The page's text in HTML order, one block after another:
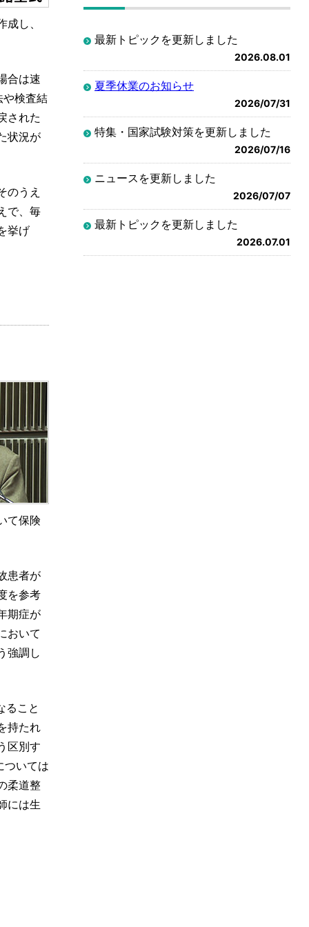
し、
合は速
や検査結
された
状況が
のうえ
で、毎
挙げ
て保険
患者が
を参考
期症が
おいて
強調し
ること
持たれ
区別す
いては
柔道整
には生
最新トピックを更新しました
2026.08.01
夏季休業のお知らせ
2026/07/31
特集・国家試験対策を更新しました
2026/07/16
ニュースを更新しました
2026/07/07
最新トピックを更新しました
2026.07.01